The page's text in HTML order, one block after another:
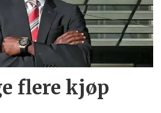
flere kjøp